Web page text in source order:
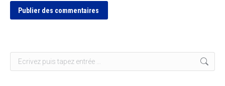
Publier des commentaires
Recherche
: